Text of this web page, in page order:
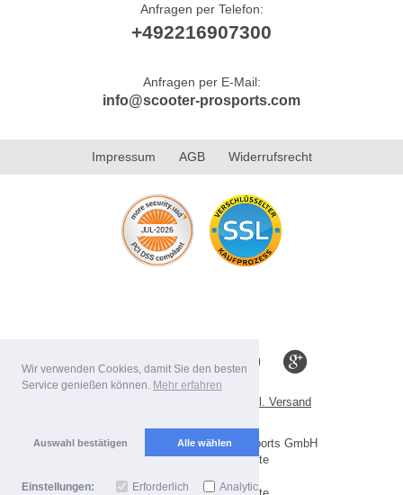
Wir verwenden Cookies, damit Sie den besten
Service genießen können. Mehr erfahren
Auswahl bestätigen Alle wählen
Einstellungen: Erforderlich Analytics
Anfragen per Telefon:
+492216907300
Anfragen per E-Mail:
info@scooter-prosports.com
Impressum AGB Widerrufsrecht
Alle Preise inkl. MwSt. evtl. zzgl. Versand
Copyright 2026 by Scooter-ProSports GmbH
Mobile Shop by Shopgate